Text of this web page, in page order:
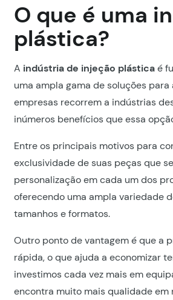
O que é uma
plástica?
A indústria de injeção plásticaé
uma ampla gama de soluções
empresas recorrem a indústrias
inúmeros benefícios que essa
Entre os principais motivos para
exclusividade de suas peças que
personalização em cada um dos
oferecendo uma ampla variedade
tamanhos e formatos.
Outro ponto de vantagem é que a
rápida, o que ajuda a economizar
investimos cada vez mais em
encontra muito mais qualidade